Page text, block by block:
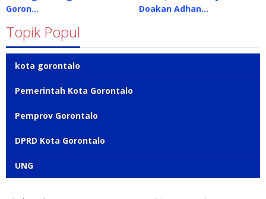
Goron…
Doakan Adhan…
Topik Popul
kota gorontalo
Pemerintah Kota Gorontalo
Pemprov Gorontalo
DPRD Kota Gorontalo
UNG